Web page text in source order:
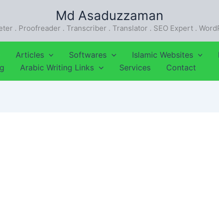
Md Asaduzzaman
. Proofreader . Transcriber . Translator . SEO Expert .
Articles Softwares Islamic Websites
Arabic Writing Links Services Contact